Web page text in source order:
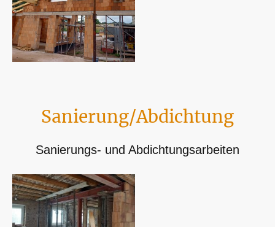
Sanierung/Abdichtung
Sanierungs- und Abdichtungsarbeiten